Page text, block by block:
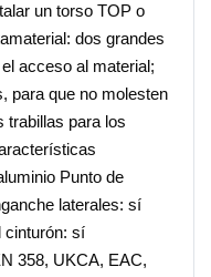
un torso TOP o
dos grandes
acceso al material;
para que no molesten
trabillas para los
Punto de
laterales: sí
cinturón: sí
358, UKCA, EAC,